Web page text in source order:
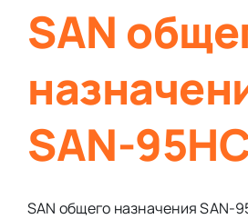
SAN
SAN-
SAN общего назначения SAN-